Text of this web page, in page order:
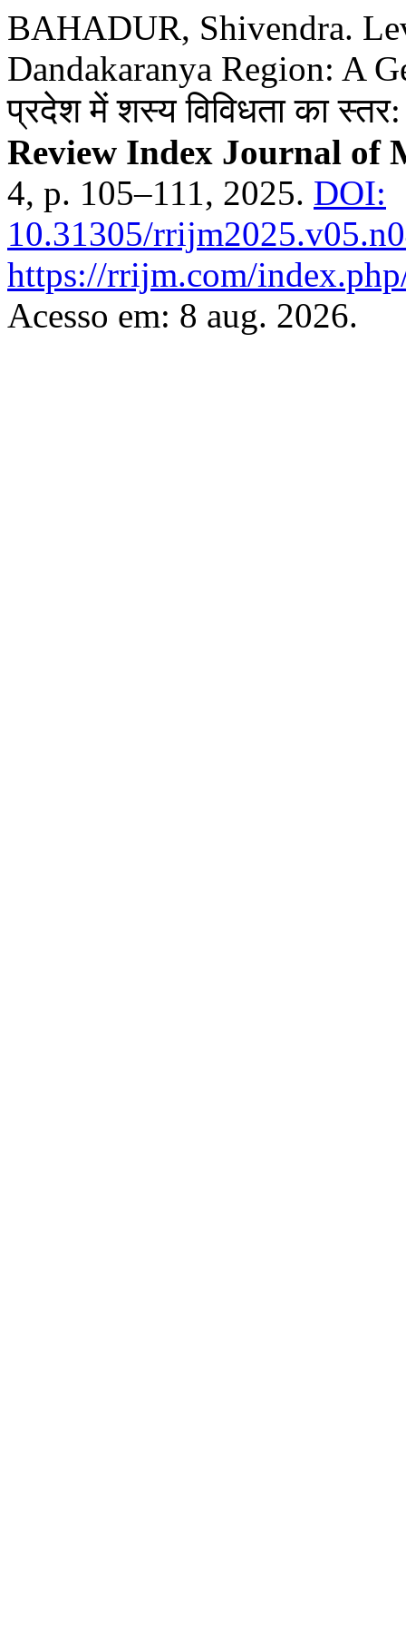
BAHADUR, Shivendra.
Dandakaranya Region: A
प्रदेश में शस्य विविधता का
Review Index Journal of
4, p. 105–111, 2025. DOI:
10.31305/
https://rrijm.com/
Acesso em: 8 aug. 2026.